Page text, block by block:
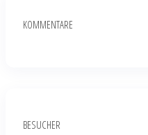
KOMMENTARE
BESUCHER